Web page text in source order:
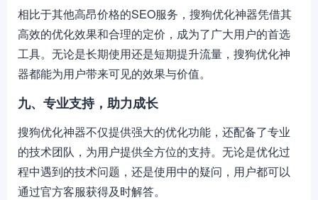
相比于其他高昂价格的SEO服务，搜狗优化神器凭借其
高效的优化效果和合理的定价，成为了广大用户的首选
工具。无论是长期使用还是短期提升流量，搜狗优化神
器都能为用户带来可见的效果与价值。
九、专业支持，助力成长
搜狗优化神器不仅提供强大的优化功能，还配备了专业
的技术团队，为用户提供全方位的支持。无论是优化过
程中遇到的技术问题，还是使用中的疑问，用户都可以
通过官方客服获得及时解答。